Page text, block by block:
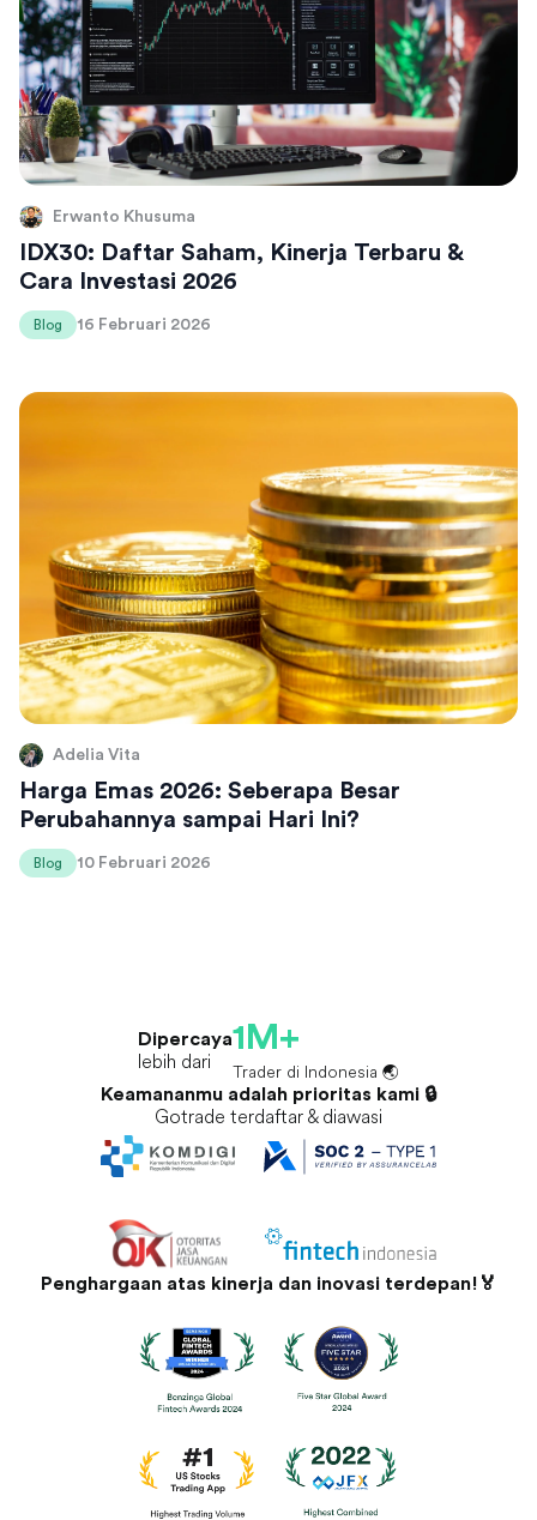
Erwanto Khusuma
IDX30: Daftar Saham, Kinerja Terbaru &
Cara Investasi 2026
Blog 16 Februari 2026
Adelia Vita
Harga Emas 2026: Seberapa Besar
Perubahannya sampai Hari Ini?
Blog 10 Februari 2026
Dipercaya
lebih dari
1M+
Trader di Indonesia 🌏
Keamananmu adalah prioritas kami 🔒
Gotrade terdaftar & diawasi
Penghargaan atas kinerja dan inovasi terdepan!🏅